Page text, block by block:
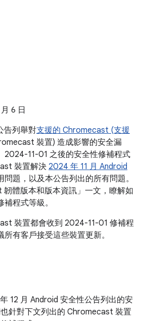
6 日
告列舉對支援的 Chromecast (支援
裝置) 造成影響的安全漏
2024-11-01 之後的安全性修補程式
裝置解決 2024 年 11 月 Android
問題，以及本公告列出的所有問題。
體版本和版本資訊」一文，瞭解如
程式等級。
裝置都會收到 2024-11-01 修補程
有客戶接受這些裝置更新。
12 月 Android 安全性公告列出的安
針對下文列出的 Chromecast 裝置